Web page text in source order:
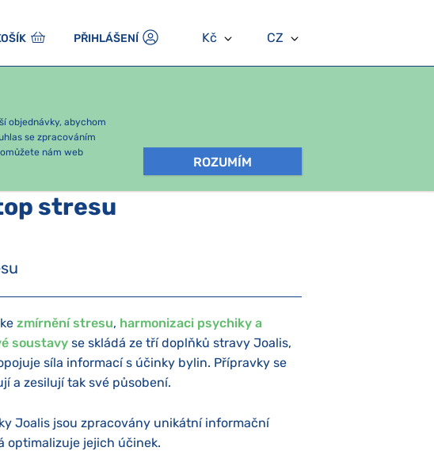
PŘIHLÁŠENÍ Kč CZ
objednávky, abychom
se zpracováním
nám web
ROZUMÍM
stresu
zmírnění stresu, harmonizaci psychiky a
soustavy se skládá ze tří doplňků stravy Joalis,
síla informací s účinky bylin. Přípravky se
a zesilují tak své působení.
Joalis jsou zpracovány unikátní informační
optimalizuje jejich účinek.